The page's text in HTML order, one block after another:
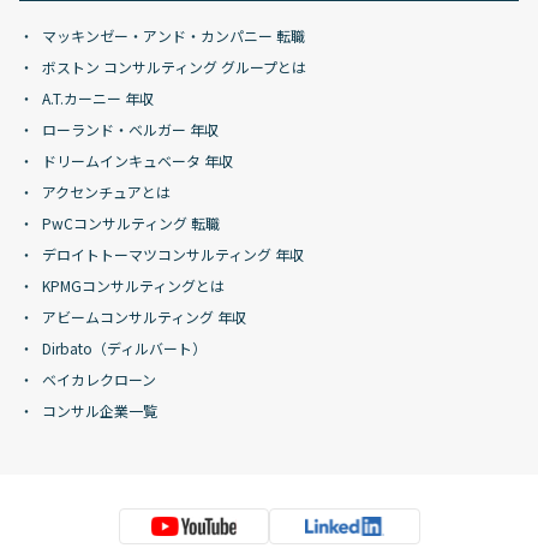
マッキンゼー・アンド・カンパニー 転職
ボストン コンサルティング グループとは
A.T.カーニー 年収
ローランド・ベルガー 年収
ドリームインキュベータ 年収
アクセンチュアとは
PwCコンサルティング 転職
デロイトトーマツコンサルティング 年収
KPMGコンサルティングとは
アビームコンサルティング 年収
Dirbato（ディルバート）
ベイカレクローン
コンサル企業一覧